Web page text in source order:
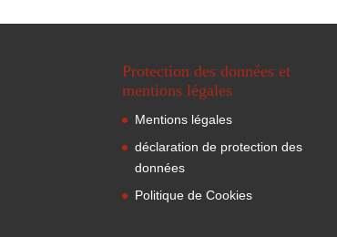
Protection des données et
mentions légales
Mentions légales
déclaration de protection des
données
Politique de Cookies